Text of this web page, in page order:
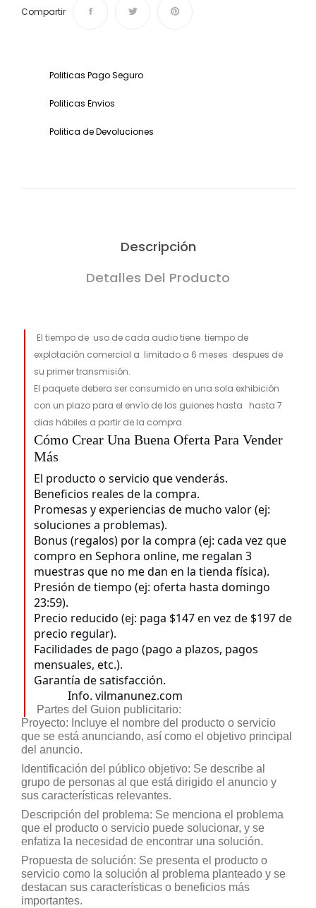
Compartir
Politicas Pago Seguro
Politicas Envios
Politica de Devoluciones
Descripción
Detalles Del Producto
El tiempo de uso de cada audio tiene tiempo de
explotación comercial a limitado a 6 meses despues de
su primer transmisión.
El paquete debera ser consumido en una sola exhibición
con un plazo para el envío de los guiones hasta hasta 7
dias hábiles a partir de la compra.
Cómo Crear Una Buena Oferta Para Vender
Más
El producto o servicio que venderás.
Beneficios reales de la compra.
Promesas y experiencias de mucho valor (ej:
soluciones a problemas).
Bonus (regalos) por la compra (ej: cada vez que
compro en Sephora online, me regalan 3
muestras que no me dan en la tienda física).
Presión de tiempo (ej: oferta hasta domingo
23:59).
Precio reducido (ej: paga $147 en vez de $197 de
precio regular).
Facilidades de pago (pago a plazos, pagos
mensuales, etc.).
Garantía de satisfacción.
Info. vilmanunez.com
Partes del Guion publicitario:
Proyecto: Incluye el nombre del producto o servicio
que se está anunciando, así como el objetivo principal
del anuncio.
Identificación del público objetivo: Se describe al
grupo de personas al que está dirigido el anuncio y
sus características relevantes.
Descripción del problema: Se menciona el problema
que el producto o servicio puede solucionar, y se
enfatiza la necesidad de encontrar una solución.
Propuesta de solución: Se presenta el producto o
servicio como la solución al problema planteado y se
destacan sus características o beneficios más
importantes.